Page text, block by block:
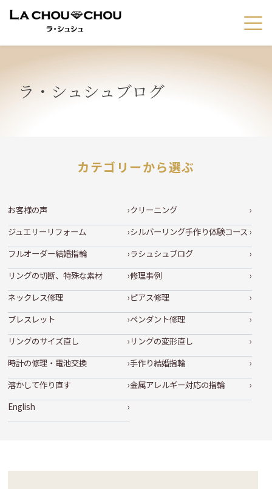
ラ・シュシュブログ
カテゴリーから選ぶ
お客様の声
クリーニング
ジュエリーリフォーム
シルバーリング手作り体験コース
フルオーダー結婚指輪
ラシュシュブログ
リングの切断、特殊な素材
修理事例
ネックレス修理
ピアス修理
ブレスレット
ペンダント修理
リングのサイズ直し
リングの変形直し
時計の修理・電池交換
手作り結婚指輪
溶かして作り直す
金属アレルギー対応の指輪
English